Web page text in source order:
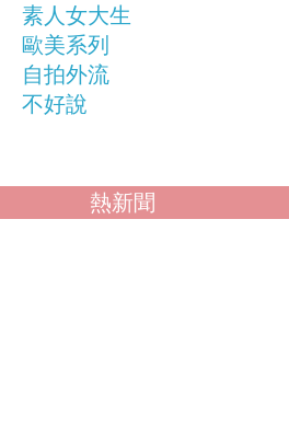
素人女大生
歐美系列
自拍外流
不好說
熱新聞